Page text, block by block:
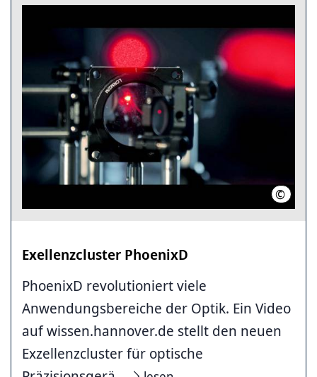
©
Exellenzcluster PhoenixD
PhoenixD revolutioniert viele
Anwendungsbereiche der Optik. Ein Video
auf wissen.hannover.de stellt den neuen
Exzellenzcluster für optische